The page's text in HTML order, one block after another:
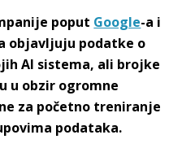
poput Google-a i
objavljuju podatke o
AI sistema, ali brojke
u obzir ogromne
za početno treniranje
podataka.